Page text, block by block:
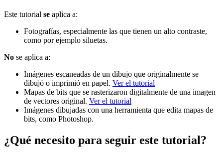
Este tutorial se aplica a:
Fotografías, especialmente las que tienen un alto contraste,
como por ejemplo siluetas.
No se aplica a:
Imágenes escaneadas de un dibujo que originalmente se
dibujó o imprimió en papel. Ver el tutorial
Mapas de bits que se rasterizaron digitalmente de una imagen
de vectores original. Ver el tutorial
Imágenes dibujadas con una herramienta que edita mapas de
bits, como Photoshop.
¿Qué necesito para seguir este tutorial?